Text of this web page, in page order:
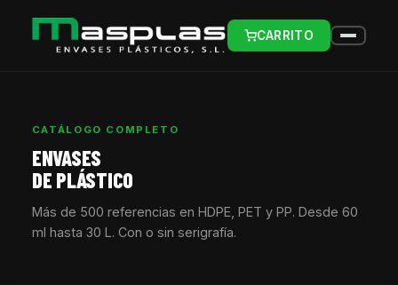
CARRITO
CATÁLOGO COMPLETO
ENVASES
DE PLÁSTICO
Más de 500 referencias en HDPE, PET y PP. Desde 60
ml hasta 30 L. Con o sin serigrafía.